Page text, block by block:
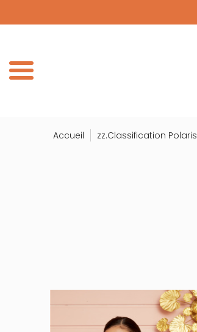
Accueil zz.Classification Polaris